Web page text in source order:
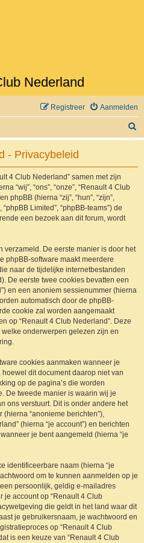
Nederland
Aanmelden
Registreer
o
- Privacybeleid
4 Club Nederland” samen met zijn
“wij”, “ons”, “onze”, “Renault 4 Club
phpBB (hierna “zij”, “hun”, “zijn”,
Limited”, “phpBB-teams”) de
een bezoek aan dit forum, wordt
verzameld. De eerste manier is door het
phpBB-software maakt meerdere
naar de tijdelijke internetbestanden
De eerste twee cookies bevatten een
en een anoniem sessienummer (hierna
automatisch door de phpBB-
cookie zal worden aangemaakt
op “Renault 4 Club Nederland”. Deze
onderwerpen gelezen zijn en
cookies aanmaken wanneer je
dit document daarop niet van
op de pagina’s die worden
De tweede manier is waarin wij je
ons verstuurt. Dit is onder andere het
“anonieme berichten”),
(hierna “je account”) en berichten
je bent aangemeld (hierna “je
identificeerbare naam (hierna “je
om te kunnen aanmelden op je
persoonlijk, geldig e-mailadres
je account op “Renault 4 Club
die geldt in het land waar dit
je gebruikersnaam, je wachtwoord en
op “Renault 4 Club
is een keuze van “Renault 4 Club